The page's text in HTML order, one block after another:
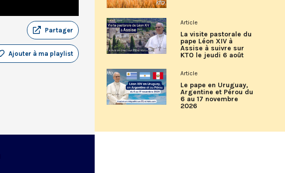
Partager
Ajouter à ma playlist
Article
La visite pastorale du
pape Léon XIV à
Assise à suivre sur
KTO le jeudi 6 août
Article
Le pape en Uruguay,
Argentine et Pérou du
6 au 17 novembre
2026